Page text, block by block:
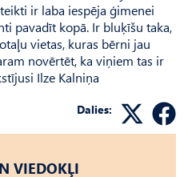
ir laba iespēja ģimenei
pavadīt kopā. Ir bluķīšu taka,
vietas, kuras bērni jau
novērtēt, ka viņiem tas ir
Ilze Kalniņa
Dalies:
VIEDOKĻI